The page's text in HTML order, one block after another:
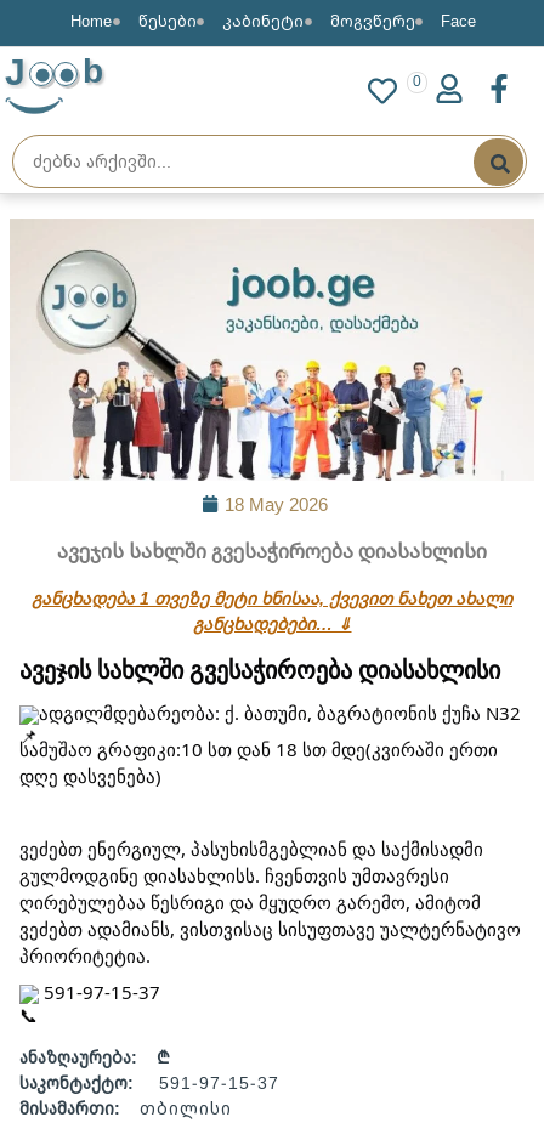
Home წესები კაბინეტი მოგვწერე Face
J b 0
18 May 2026
ავეჯის სახლში გვესაჭიროება დიასახლისი
განცხადება 1 თვეზე მეტი ხნისაა, ქვევით ნახეთ ახალი
განცხადებები… ⇓
ავეჯის სახლში გვესაჭიროება დიასახლისი
ადგილმდებარეობა: ქ. ბათუმი, ბაგრატიონის ქუჩა N32
სამუშაო გრაფიკი:10 სთ დან 18 სთ მდე(კვირაში ერთი
დღე დასვენება)
ვეძებთ ენერგიულ, პასუხისმგებლიან და საქმისადმი
გულმოდგინე დიასახლისს. ჩვენთვის უმთავრესი
ღირებულებაა წესრიგი და მყუდრო გარემო, ამიტომ
ვეძებთ ადამიანს, ვისთვისაც სისუფთავე უალტერნატივო
პრიორიტეტია.
591-97-15-37
ანაზღაურება:
₾
საკონტაქტო:
591-97-15-37
მისამართი:
თბილისი